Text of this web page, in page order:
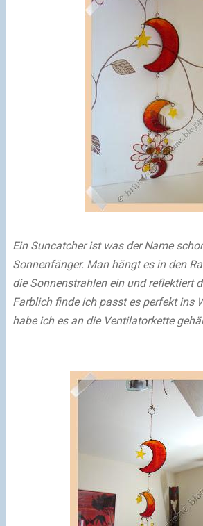
Ein Suncatcher ist was der Name
Sonnenfänger. Man hängt es in den
die Sonnenstrahlen ein und reflektiert
Farblich finde ich passt es perfekt ins
habe ich es an die Ventilatorkette